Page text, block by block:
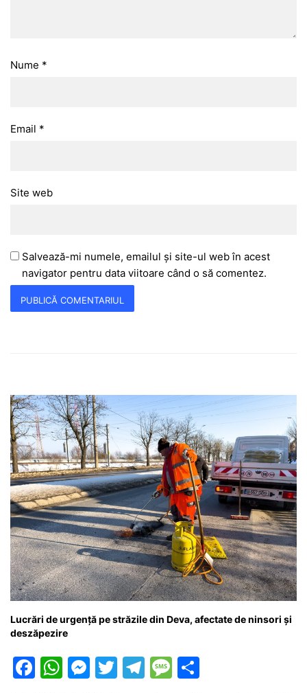
Nume *
Email *
Site web
Salvează-mi numele, emailul și site-ul web în acest
navigator pentru data viitoare când o să comentez.
Lucrări de urgență pe străzile din Deva, afectate de ninsori și
deszăpezire
F
W M T
T
M